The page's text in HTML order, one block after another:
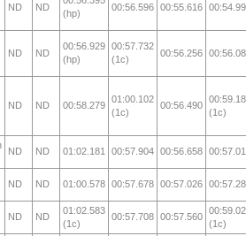
ND ND
(hp)
00:56.596 00:55.616
ND ND
00:56.929
(hp)
00:57.732
(1c)
00:56.256
ND ND 00:58.279
01:00.102
(1c)
00:56.490
(1c)
ND ND 01:02.181 00:57.904 00:56.658
ND ND 01:00.578 00:57.678 00:57.026
ND ND
01:02.583
(1c)
00:57.708 00:57.560
(1c)